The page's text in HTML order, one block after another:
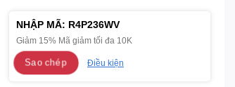
NHẬP MÃ: R4P236WV
Giảm 15% Mã giảm tối đa 10K
Sao chép Điều kiện